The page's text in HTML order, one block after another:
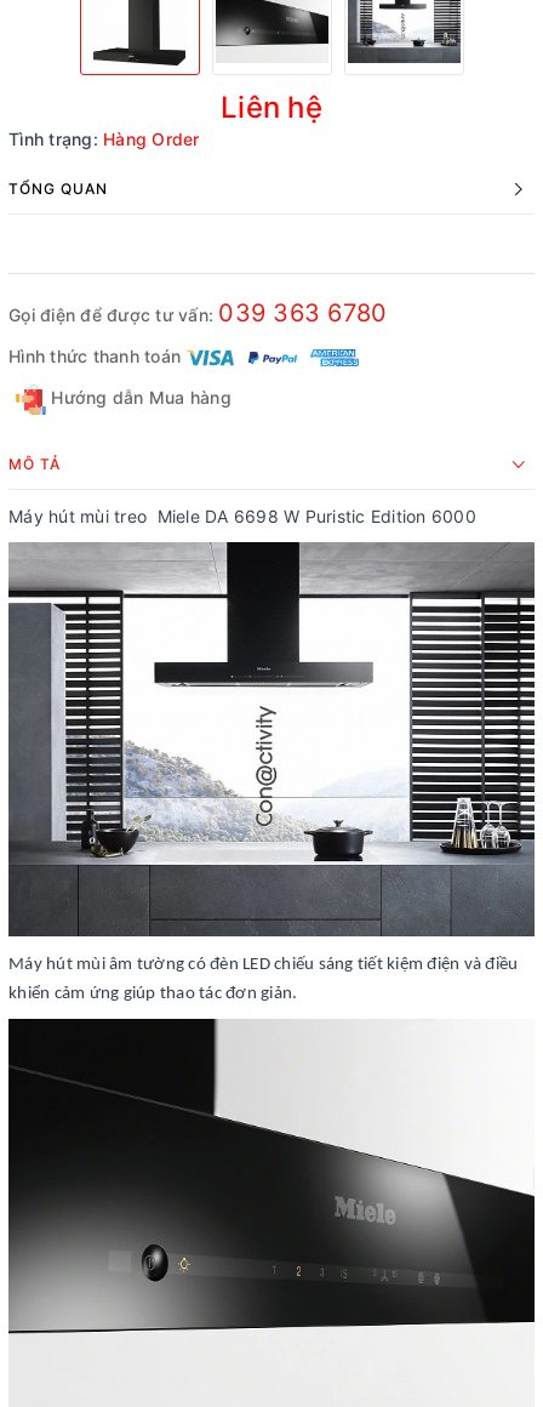
Liên hệ
Tình trạng: Hàng Order
TỔNG QUAN
Gọi điện để được tư vấn: 039 363 6780
Hình thức thanh toán
Hướng dẫn Mua hàng
MÔ TẢ
Máy hút mùi treo Miele DA 6698 W Puristic Edition 6000
Máy hút mùi âm tường có đèn LED chiếu sáng tiết kiệm điện và điều
khiển cảm ứng giúp thao tác đơn giản.